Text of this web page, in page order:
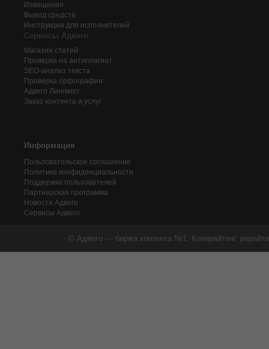
Извещения
Вывод средств
Инструкции для исполнителей
Сервисы Адвего
Магазин статей
Проверка на антиплагиат
SEO-анализ текста
Проверка орфографии
Адвего Лингвист
Заказ контента и услуг
Информация
Пользовательское соглашение
Политика конфиденциальности
Поддержка пользователей
Партнерская программа
Новости Адвего
Сервисы Адвего
© Адвего — биржа контента №1. Копирайтинг,